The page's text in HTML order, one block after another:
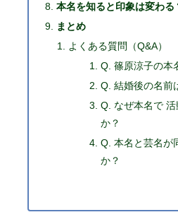
本名を知ると印象は変わる
まとめ
よくある質問（Q&A）
Q. 篠原涼子の本
Q. 結婚後の名前
Q. なぜ本名で
か？
Q. 本名と芸名が
か？